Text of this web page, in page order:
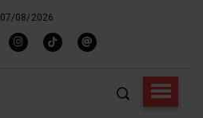
07/08/2026